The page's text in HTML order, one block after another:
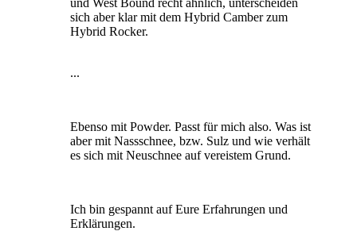
sich aber klar mit dem Hybrid Camber zum
Hybrid Rocker.
...
Ebenso mit Powder. Passt für mich also. Was ist
aber mit Nassschnee, bzw. Sulz und wie verhält
es sich mit Neuschnee auf vereistem Grund.
Ich bin gespannt auf Eure Erfahrungen und
Erklärungen.